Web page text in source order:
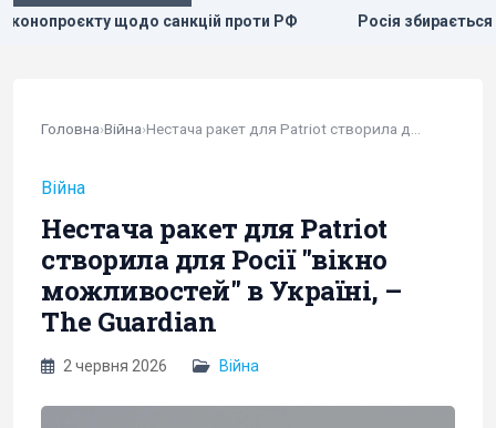
РФ Росія збирається остаточно анексувати частину
Головна›Війна›
Війна
Нестача ракет для Patriot
створила для Росії "вікно
можливостей" в Україні, –
The Guardian
2 червня 2026 Війна